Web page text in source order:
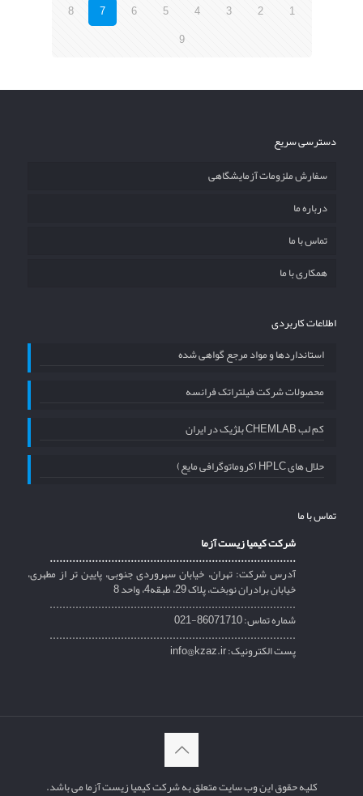
1
2
3
4
5
6
7
8
9
دسترسی سریع
سفارش ملزومات آزمایشگاهی
درباره ما
تماس با ما
همکاری با ما
اطلاعات کاربردی
استانداردها و مواد مرجع گواهی شده
محصولات شرکت فیلتراتک فرانسه
کم لب CHEMLAB بلژیک در ایران
حلال های HPLC (کروماتوگرافی مایع)
تماس با ما
شرکت کیمیا زیست آزما
............................................................................
آدرس شرکت: تهران، خیابان سهروردی جنوبی، پایین تر از مطهری،
خیابان برادران نوبخت، پلاک 29، طبقه4، واحد 8
............................................................................
شماره تماس: 86071710-021
............................................................................
پست الکترونیک: info@kzaz.ir
کلیه حقوق این وب سایت متعلق به شرکت کیمیا زیست آزما می باشد.